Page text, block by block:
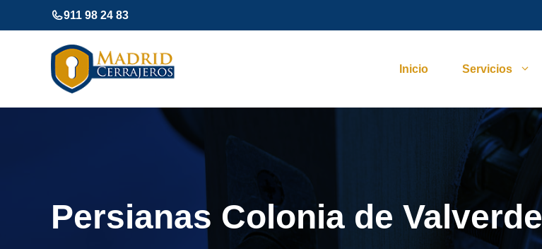
al
911 98 24 83
Inicio Servicios
Persianas Colonia de Valverde